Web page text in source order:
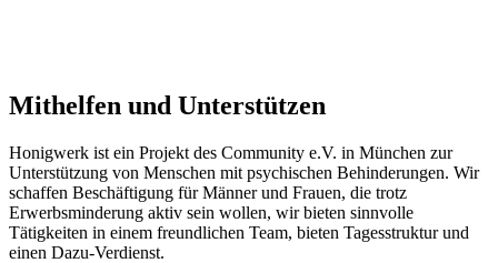
Mithelfen und Unterstützen
Honigwerk ist ein Projekt des Community e.V. in München zur
Unterstützung von Menschen mit psychischen Behinderungen. Wir
schaffen Beschäftigung für Männer und Frauen, die trotz
Erwerbsminderung aktiv sein wollen, wir bieten sinnvolle
Tätigkeiten in einem freundlichen Team, bieten Tagesstruktur und
einen Dazu-Verdienst.